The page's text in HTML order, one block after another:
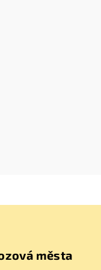
města